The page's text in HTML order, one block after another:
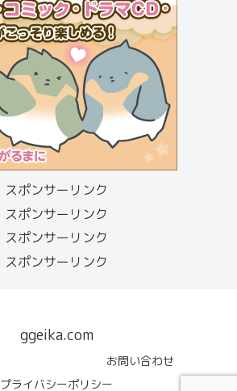
スポンサーリンク
スポンサーリンク
スポンサーリンク
スポンサーリンク
ggeika.com
お問い合わせ
プライバシーポリシー